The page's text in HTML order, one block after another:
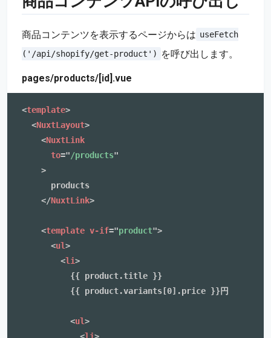
商品コンテンツを表示するページからは useFetch
('/api/shopify/get-product')
を呼び出します。
pages/products/[id].vue
<template>
<NuxtLayout>
<NuxtLink
to="/products"
>
      products
</NuxtLink>
<template v-if="product">
<ul>
<li>
          {{ product.title }}
          {{ product.variants[0].price }}円
<ul>